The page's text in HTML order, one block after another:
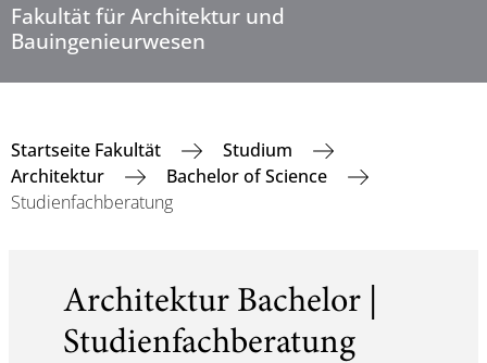
Fakultät für Architektur und
Bauingenieurwesen
Startseite Fakultät
Studium
Architektur
Bachelor of Science
Studienfachberatung
Architektur Bachelor |
Studienfachberatung